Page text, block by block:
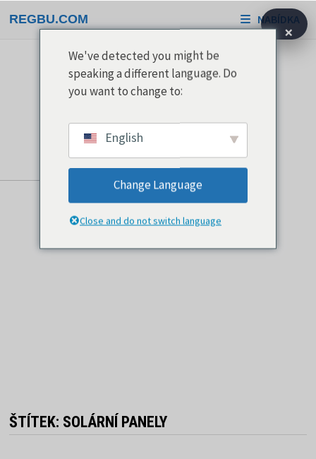
na
REGBU.COM NABÍDKA
ŠTÍTEK: SOLÁRNÍ PANELY
×
We've detected you might be
speaking a different language. Do
you want to change to:
English
Change Language
Close and do not switch language